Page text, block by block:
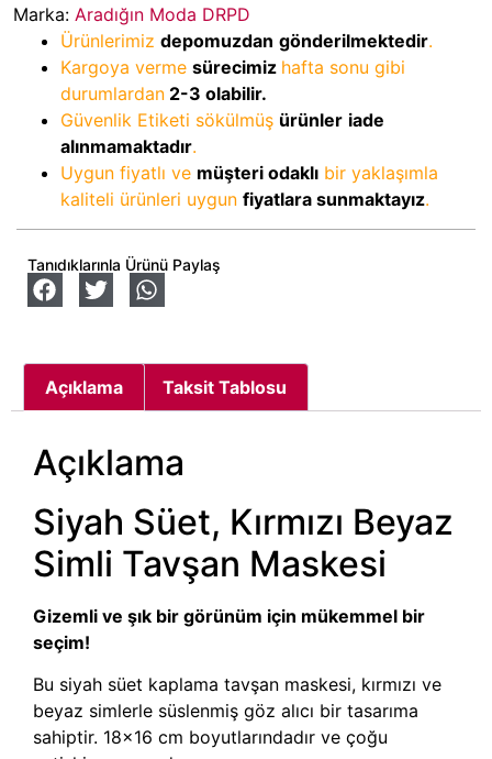
Marka: Aradığın Moda DRPD
Ürünlerimiz depomuzdan gönderilmektedir.
Kargoya verme sürecimiz hafta sonu gibi
durumlardan 2-3 olabilir.
Güvenlik Etiketi sökülmüş ürünler iade
alınmamaktadır.
Uygun fiyatlı ve müşteri odaklı bir yaklaşımla
kaliteli ürünleri uygun fiyatlara sunmaktayız.
Tanıdıklarınla Ürünü Paylaş
Açıklama Taksit Tablosu
Açıklama
Siyah Süet, Kırmızı Beyaz
Simli Tavşan Maskesi
Gizemli ve şık bir görünüm için mükemmel bir
seçim!
Bu siyah süet kaplama tavşan maskesi, kırmızı ve
beyaz simlerle süslenmiş göz alıcı bir tasarıma
sahiptir. 18×16 cm boyutlarındadır ve çoğu